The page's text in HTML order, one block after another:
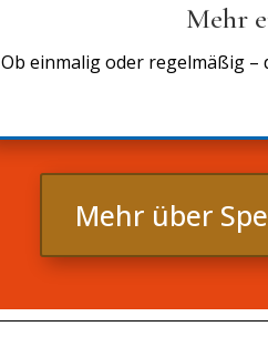
Mehr
Ob einmalig oder regelmäßig
Mehr über